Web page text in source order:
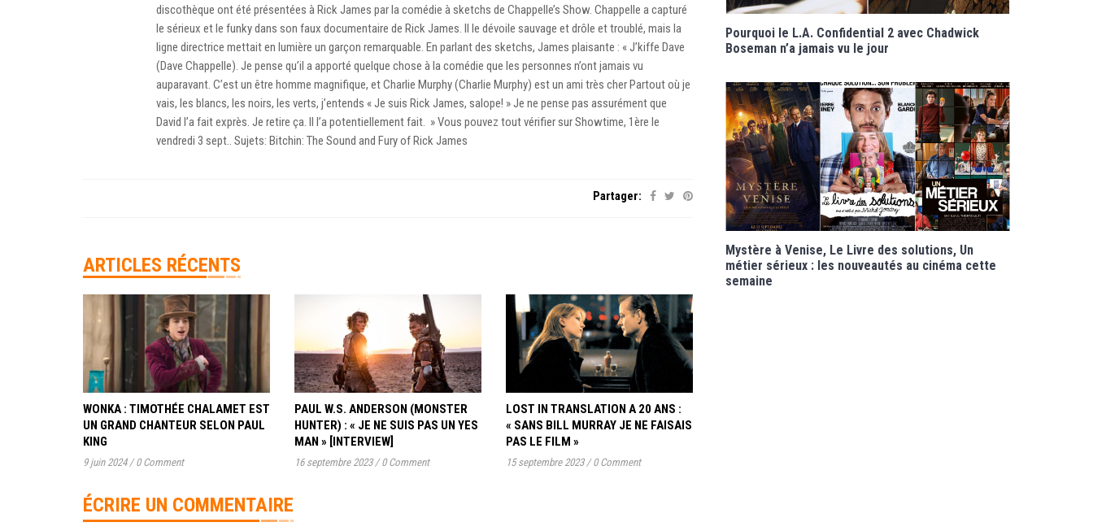
discothèque ont été présentées à Rick James par la comédie à sketchs de Chappelle’s Show. Chappelle a capturé
le sérieux et le funky dans son faux documentaire de Rick James. Il le dévoile sauvage et drôle et troublé, mais la
ligne directrice mettait en lumière un garçon remarquable. En parlant des sketchs, James plaisante : « J’kiffe Dave
(Dave Chappelle). Je pense qu’il a apporté quelque chose à la comédie que les personnes n’ont jamais vu
auparavant. C’est un être homme magnifique, et Charlie Murphy (Charlie Murphy) est un ami très cher Partout où je
vais, les blancs, les noirs, les verts, j’entends « Je suis Rick James, salope! » Je ne pense pas assurément que
David l’a fait exprès. Je retire ça. Il l’a potentiellement fait. » Vous pouvez tout vérifier sur Showtime, 1ère le
vendredi 3 sept.. Sujets: Bitchin: The Sound and Fury of Rick James
Partager:
ARTICLES RÉCENTS
WONKA : TIMOTHÉE CHALAMET EST
UN GRAND CHANTEUR SELON PAUL
KING
9 juin 2024 / 0 Comment
PAUL W.S. ANDERSON (MONSTER
HUNTER) : « JE NE SUIS PAS UN YES
MAN » [INTERVIEW]
16 septembre 2023 / 0 Comment
LOST IN TRANSLATION A 20 ANS :
« SANS BILL MURRAY JE NE FAISAIS
PAS LE FILM »
15 septembre 2023 / 0 Comment
ÉCRIRE UN COMMENTAIRE
Pourquoi le L.A. Confidential 2 avec Chadwick
Boseman n’a jamais vu le jour
Mystère à Venise, Le Livre des solutions, Un
métier sérieux : les nouveautés au cinéma cette
semaine